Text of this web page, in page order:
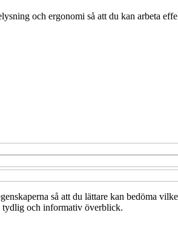
och ergonomi så att du kan arbeta
så att du lättare kan bedöma
tydlig och informativ överblick.